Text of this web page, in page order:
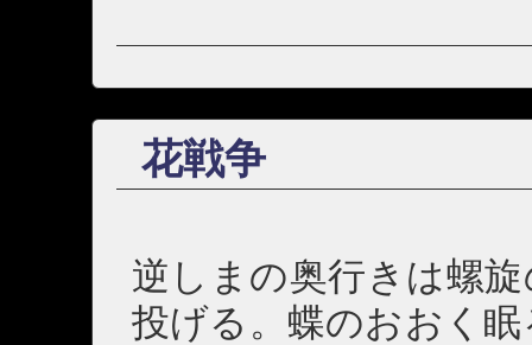
花戦争
逆しまの奥行きは螺
投げる。蝶のおおく